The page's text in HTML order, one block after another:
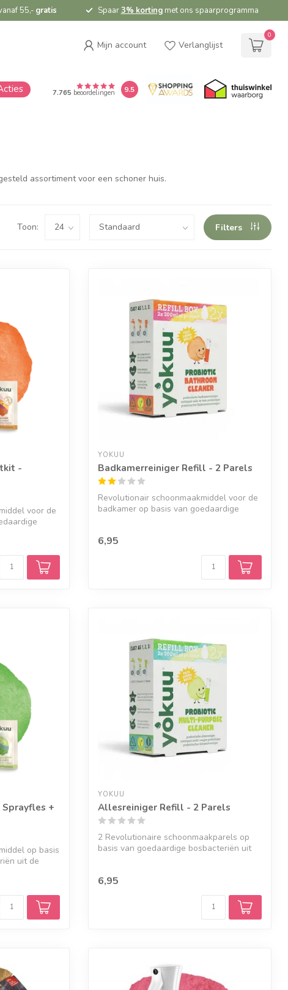
55,- gratis Spaar3% kortingmet ons spaarprogramma
Mijn account Verlanglijst
0
7.765 beoordelingen 9.5
assortiment voor een schoner huis.
Toon: Filters
-
voor de
YOKUU
Badkamerreiniger Refill - 2 Parels
Revolutionair schoonmaakmiddel voor de
badkamer op basis van goedaardige
6,95
+
op basis
uit de
YOKUU
Allesreiniger Refill - 2 Parels
2 Revolutionaire schoonmaakparels op
basis van goedaardige bosbacteriën uit
6,95